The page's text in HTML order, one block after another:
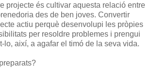
projecte és cultivar aquesta relació entre
des de ben joves. Convertir
actiu perquè desenvolupi les pròpies
per resoldre problemes i prengui
lo, així, a agafar el timó de la seva vida.